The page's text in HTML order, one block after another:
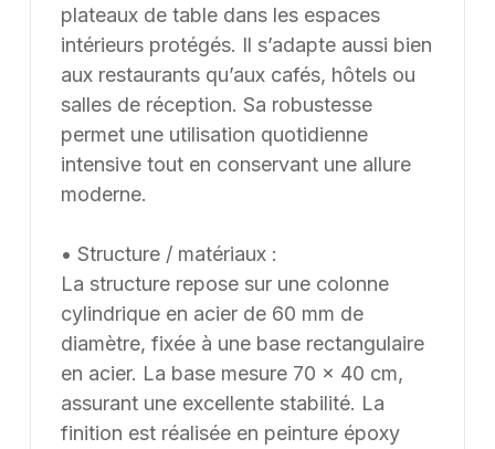
mesure à partir d’une feuille blanche, chaque projet
pouvant être conçu et ajusté selon les contraintes et
les usages spécifiques.
plateaux de table dans les espaces
intérieurs protégés. Il s’adapte aussi bien
aux restaurants qu’aux cafés, hôtels ou
salles de réception. Sa robustesse
permet une utilisation quotidienne
intensive tout en conservant une allure
moderne.
• Structure / matériaux :
La structure repose sur une colonne
cylindrique en acier de 60 mm de
diamètre, fixée à une base rectangulaire
en acier. La base mesure 70 × 40 cm,
assurant une excellente stabilité. La
finition est réalisée en peinture époxy